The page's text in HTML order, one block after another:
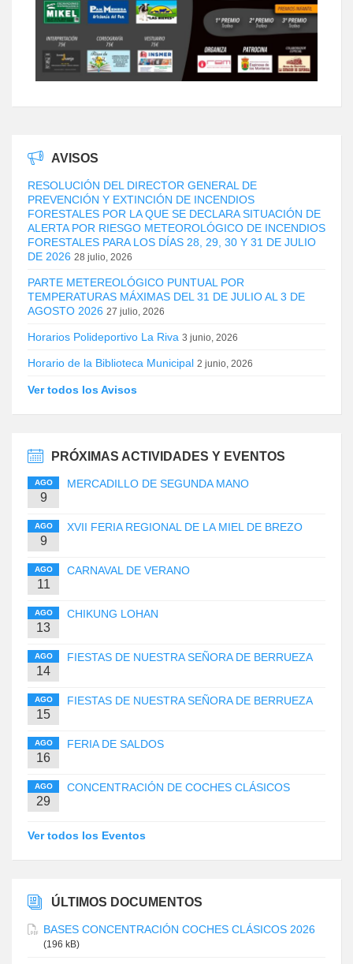
AVISOS
RESOLUCIÓN DEL DIRECTOR GENERAL DE
PREVENCIÓN Y EXTINCIÓN DE INCENDIOS
FORESTALES POR LA QUE SE DECLARA SITUACIÓN DE
ALERTA POR RIESGO METEOROLÓGICO DE INCENDIOS
FORESTALES PARA LOS DÍAS 28, 29, 30 Y 31 DE JULIO
DE 2026 28 julio, 2026
PARTE METEREOLÓGICO PUNTUAL POR
TEMPERATURAS MÁXIMAS DEL 31 DE JULIO AL 3 DE
AGOSTO 2026 27 julio, 2026
Horarios Polideportivo La Riva 3 junio, 2026
Horario de la Biblioteca Municipal 2 junio, 2026
Ver todos los Avisos
PRÓXIMAS ACTIVIDADES Y EVENTOS
AGO
9
MERCADILLO DE SEGUNDA MANO
AGO
9
XVII FERIA REGIONAL DE LA MIEL DE BREZO
AGO
11
CARNAVAL DE VERANO
AGO
13
CHIKUNG LOHAN
AGO
14
FIESTAS DE NUESTRA SEÑORA DE BERRUEZA
AGO
15
FIESTAS DE NUESTRA SEÑORA DE BERRUEZA
AGO
16
FERIA DE SALDOS
AGO
29
CONCENTRACIÓN DE COCHES CLÁSICOS
Ver todos los Eventos
ÚLTIMOS DOCUMENTOS
BASES CONCENTRACIÓN COCHES CLÁSICOS 2026
(196 kB)